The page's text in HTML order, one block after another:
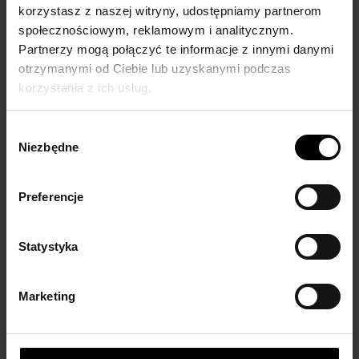
korzystasz z naszej witryny, udostępniamy partnerom
społecznościowym, reklamowym i analitycznym.
Partnerzy mogą połączyć te informacje z innymi danymi
otrzymanymi od Ciebie lub uzyskanymi podczas
korzystania z ich usług.
zgody
Niezbędne
Preferencje
Statystyka
Marketing
Dostępność:na wyczerpaniu
Wysyłka w:
11 999,00 zł
14 dni
DO KOSZYKA